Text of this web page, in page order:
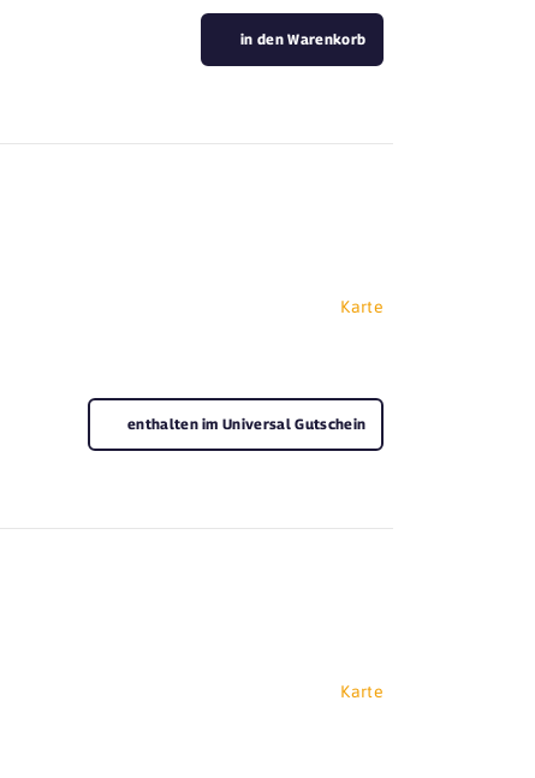
in den Warenkorb
Karte
enthalten im Universal Gutschein
Karte